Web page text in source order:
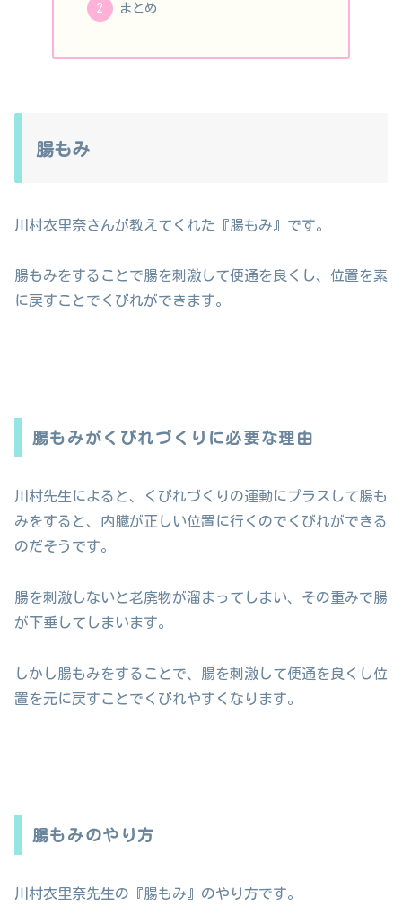
まとめ
腸もみ
川村衣里奈さんが教えてくれた『腸もみ』です。
腸もみをすることで腸を刺激して便通を良くし、位置を素
に戻すことでくびれができます。
腸もみがくびれづくりに必要な理由
川村先生によると、くびれづくりの運動にプラスして腸も
みをすると、内臓が正しい位置に行くのでくびれができる
のだそうです。
腸を刺激しないと老廃物が溜まってしまい、その重みで腸
が下垂してしまいます。
しかし腸もみをすることで、腸を刺激して便通を良くし位
置を元に戻すことでくびれやすくなります。
腸もみのやり方
川村衣里奈先生の『腸もみ』のやり方です。